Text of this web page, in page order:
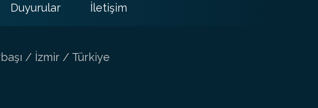
Duyurular İletişim
/ İzmir / Türkiye